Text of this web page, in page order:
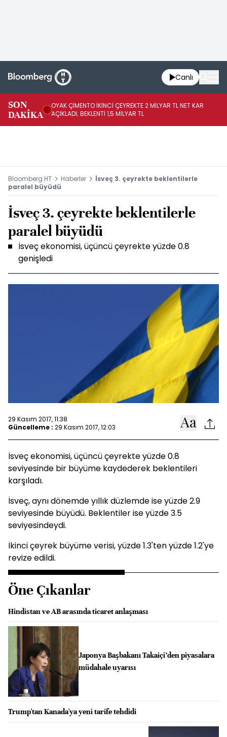
Canlı
SON
DAKİKA
OYAK ÇİMENTO İKİNCİ ÇEYREKTE 2 MİLYAR TL NET KAR
AÇIKLADI; BEKLENTİ 1,5 MİLYAR TL
Bloomberg HT Haberler
İsveç 3. çeyrekte beklentilerle
paralel büyüdü
İsveç 3. çeyrekte beklentilerle
paralel büyüdü
İsveç ekonomisi, üçüncü çeyrekte yüzde 0.8
genişledi
29 Kasım 2017, 11:38
Güncelleme : 29 Kasım 2017, 12:03
İsveç ekonomisi, üçüncü çeyrekte yüzde 0.8
seviyesinde bir büyüme kaydederek beklentileri
karşıladı.
İsveç, aynı dönemde yıllık düzlemde ise yüzde 2.9
seviyesinde büyüdü. Beklentiler ise yüzde 3.5
seviyesindeydi.
İkinci çeyrek büyüme verisi, yüzde 1.3'ten yüzde 1.2'ye
revize edildi.
Öne Çıkanlar
Hindistan ve AB arasında ticaret anlaşması
Japonya Başbakanı Takaiçi’den piyasalara
müdahale uyarısı
Trump'tan Kanada'ya yeni tarife tehdidi